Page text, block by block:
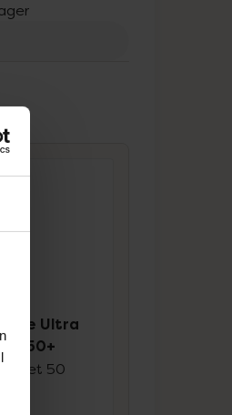
Ultra
50+
50